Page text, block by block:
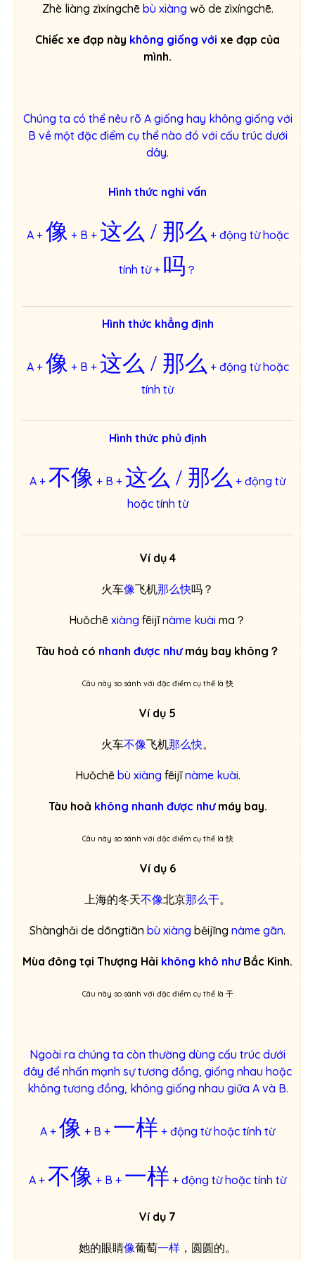
Zhè liàng zìxíngchē bù xiàng wǒ de zìxíngchē.
Chiếc xe đạp này không giống với xe đạp của
mình.
Chúng ta có thể nêu rõ A giống hay không giống với
B về một đặc điểm cụ thể nào đó với cấu trúc dưới
dây.
Hình thức nghi vấn
A + 像 + B + 这么 / 那么 + động từ hoặc
tính từ + 吗 ？
Hình thức khẳng định
A + 像 + B + 这么 / 那么 + động từ hoặc
tính từ
Hình thức phủ định
A + 不像 + B + 这么 / 那么 + động từ
hoặc tính từ
Ví dụ 4
火车像飞机那么快吗？
Huǒchē xiàng fēijīnàme kuài ma？
Tàu hoả có nhanh được nhưmáy bay không？
Câu này so sánh với đặc điểm cụ thể là 快
Ví dụ 5
火车不像飞机那么快。
Huǒchē bù xiàng fēijīnàme kuài.
Tàu hoả không nhanh được nhưmáy bay.
Câu này so sánh với đặc điểm cụ thể là 快
Ví dụ 6
上海的冬天不像北京那么干。
Shànghǎi de dōngtiān bù xiàng běijīng nàme gān.
Mùa đông tại Thượng Hải không khô nhưBắc Kinh.
Câu này so sánh với đặc điểm cụ thể là 干
Ngoài ra chúng ta còn thường dùng cấu trúc dưới
đây để nhấn mạnh sự tương đồng, giống nhau hoặc
không tương đồng, không giống nhau giữa A và B.
A + 像 + B + 一样 + động từ hoặc tính từ
A + 不像 + B + 一样 + động từ hoặc tính từ
Ví dụ 7
她的眼睛像葡萄一样 ，圆圆的。